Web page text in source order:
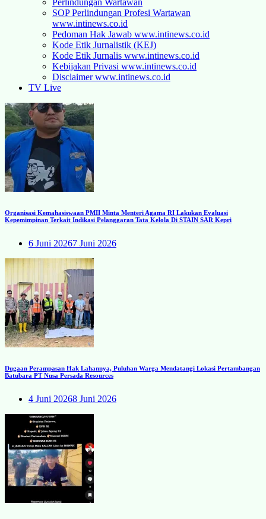
SOP Perlindungan Profesi Wartawan
www.intinews.co.id
Pedoman Hak Jawab www.intinews.co.id
Kode Etik Jurnalistik (KEJ)
Kode Etik Jurnalis www.intinews.co.id
Kebijakan Privasi www.intinews.co.id
Disclaimer www.intinews.co.id
TV Live
Organisasi Kemahasiswaan PMII Minta Menteri Agama RI Lakukan Evaluasi
Kepemimpinan Terkait Indikasi Pelanggaran Tata Kelola Di STAIN SAR Kepri
6 Juni 20267 Juni 2026
Dugaan Perampasan Hak Lahannya, Puluhan Warga Mendatangi Lokasi Pertambangan
Batubara PT Nusa Persada Resources
4 Juni 20268 Juni 2026